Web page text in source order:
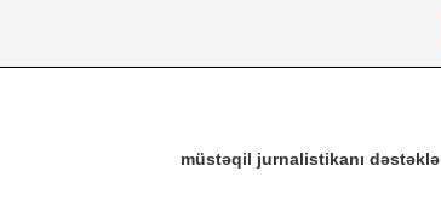
müstəqil jurnalistikanı dəstəklə